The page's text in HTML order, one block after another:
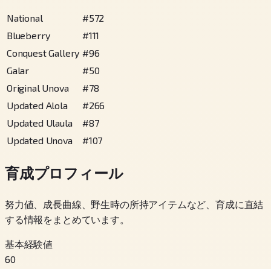
National #572
Blueberry
#111
Conquest Gallery #96
Galar
#50
Original Unova
#78
Updated Alola
#266
Updated Ulaula
#87
Updated Unova
#107
育成プロフィール
努力値、成長曲線、野生時の所持アイテムなど、育成に直結
する情報をまとめています。
基本経験値
60